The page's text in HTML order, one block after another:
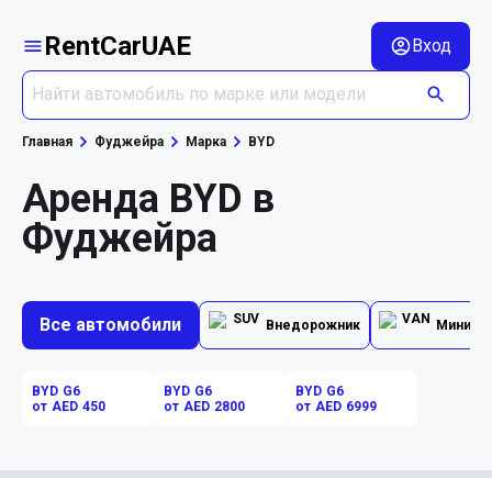
RentCarUAE Вход
Главная Фуджейра Марка BYD
Аренда BYD в
Фуджейра
Все автомобили Внедорожник
BYD G6
от AED 450
BYD G6
от AED 2800
BYD G6
от AED 6999